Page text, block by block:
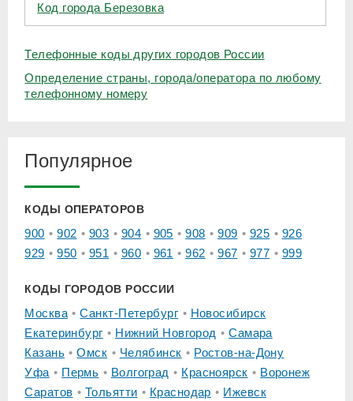
Код города Березовка
Телефонные коды других городов России
Определение страны, города/оператора по любому
телефонному номеру
Популярное
КОДЫ ОПЕРАТОРОВ
900 902 903 904 905 908 909 925
926
929
950 951 960 961 962 967 977 999
КОДЫ ГОРОДОВ РОССИИ
Москва Санкт-Петербург
Новосибирск
Екатеринбург
Нижний Новгород
Самара
Казань
Омск Челябинск
Ростов-на-Дону
Уфа
Пермь Волгоград Красноярск
Воронеж
Саратов
Тольятти Краснодар Ижевск